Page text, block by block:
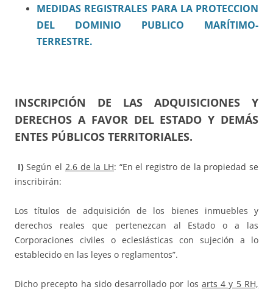
MEDIDAS REGISTRALES PARA LA PROTECCION
DEL DOMINIO PUBLICO MARÍTIMO-
TERRESTRE.
INSCRIPCIÓN DE LAS ADQUISICIONES Y
DERECHOS A FAVOR DEL ESTADO Y DEMÁS
ENTES PÚBLICOS TERRITORIALES.
I)Según el 2.6 de la LH: “En el registro de la propiedad se
inscribirán:
Los títulos de adquisición de los bienes inmuebles y
derechos reales que pertenezcan al Estado o a las
Corporaciones civiles o eclesiásticas con sujeción a lo
establecido en las leyes o reglamentos”.
Dicho precepto ha sido desarrollado por los arts 4 y 5 RH,